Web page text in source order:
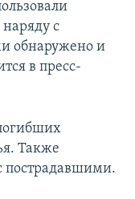
с
обнаружено и
в пресс-
Также
пострадавшими.